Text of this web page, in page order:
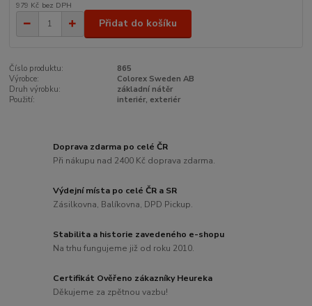
979 Kč bez DPH
Přidat do košíku
Číslo produktu:
865
Výrobce:
Colorex Sweden AB
Druh výrobku:
základní nátěr
Použití:
interiér, exteriér
Doprava zdarma po celé ČR
Při nákupu nad 2400 Kč doprava zdarma.
Výdejní místa po celé ČR a SR
Zásilkovna, Balíkovna, DPD Pickup.
Stabilita a historie zavedeného e-shopu
Na trhu fungujeme již od roku 2010.
Certifikát Ověřeno zákazníky Heureka
Děkujeme za zpětnou vazbu!